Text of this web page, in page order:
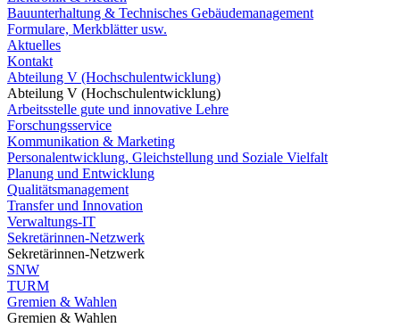
Bauunterhaltung & Technisches Gebäudemanagement
Formulare, Merkblätter usw.
Aktuelles
Kontakt
Abteilung V (Hochschulentwicklung)
Abteilung V (Hochschulentwicklung)
Arbeitsstelle gute und innovative Lehre
Forschungsservice
Kommunikation & Marketing
Personalentwicklung, Gleichstellung und Soziale Vielfalt
Planung und Entwicklung
Qualitätsmanagement
Transfer und Innovation
Verwaltungs-IT
Sekretärinnen-Netzwerk
Sekretärinnen-Netzwerk
SNW
TURM
Gremien & Wahlen
Gremien & Wahlen